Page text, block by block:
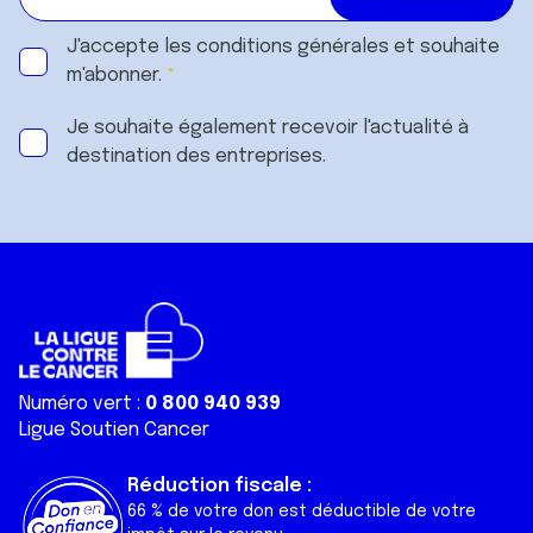
J'accepte les conditions générales et souhaite
m'abonner.
Je souhaite également recevoir l'actualité à
destination des entreprises.
Numéro vert : 0 800 940 939
Ligue Soutien Cancer
Réduction fiscale :
66 % de votre don est déductible de votre